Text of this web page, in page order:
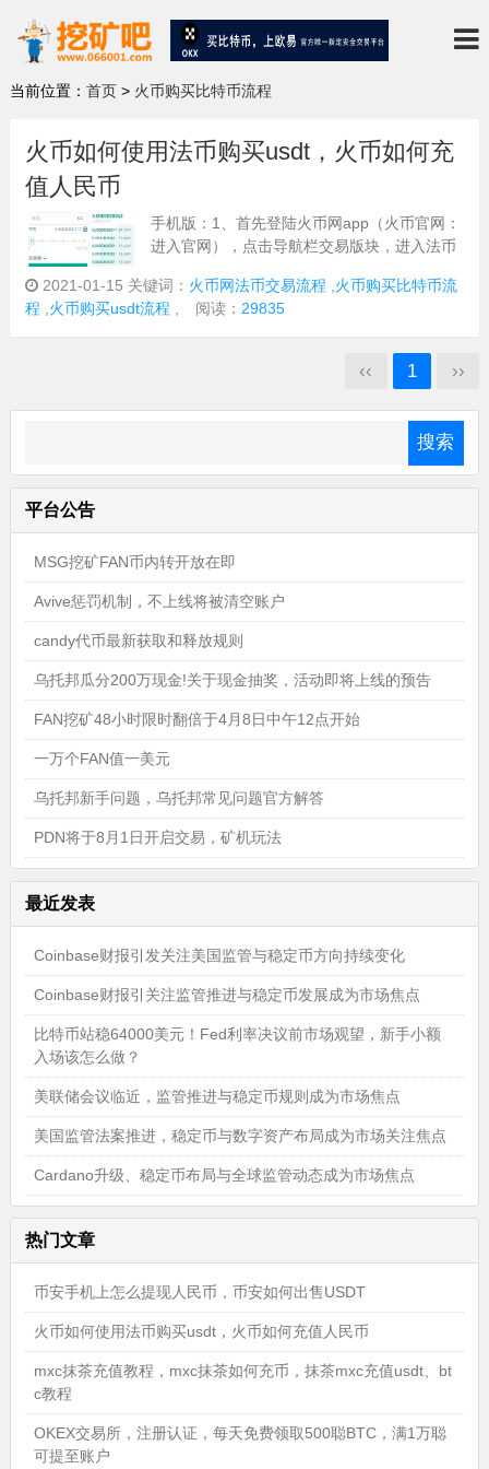
当前位置： 首页> 火币购买比特币流程
火币如何使用法币购买usdt，火币如何充
值人民币
手机版：1、首先登陆火币网app（火币官网：
进入官网），点击导航栏交易版块，进入法币
上角点击功能键完善，支付软件必须和火币网
认证用户信息一致，否则可能会被投诉。找到
2021-01-15 关键词： 火币网法币交易流程 ,火币购买比特币流
程 ,火币购买usdt流程 , 阅读：29835
‹‹ 1 ››
平台公告
MSG挖矿FAN币内转开放在即
Avive惩罚机制，不上线将被清空账户
candy代币最新获取和释放规则
乌托邦瓜分200万现金!关于现金抽奖，活动即将上线的预告
FAN挖矿48小时限时翻倍于4月8日中午12点开始
一万个FAN值一美元
乌托邦新手问题，乌托邦常见问题官方解答
PDN将于8月1日开启交易，矿机玩法
最近发表
Coinbase财报引发关注美国监管与稳定币方向持续变化
Coinbase财报引关注监管推进与稳定币发展成为市场焦点
比特币站稳64000美元！Fed利率决议前市场观望，新手小额
入场该怎么做？
美联储会议临近，监管推进与稳定币规则成为市场焦点
美国监管法案推进，稳定币与数字资产布局成为市场关注焦点
Cardano升级、稳定币布局与全球监管动态成为市场焦点
热门文章
币安手机上怎么提现人民币，币安如何出售USDT
火币如何使用法币购买usdt，火币如何充值人民币
mxc抹茶充值教程，mxc抹茶如何充币，抹茶mxc充值usdt、bt
c教程
OKEX交易所，注册认证，每天免费领取500聪BTC，满1万聪
可提至账户